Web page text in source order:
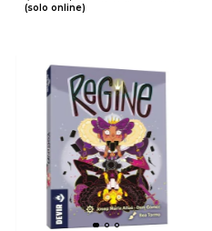
(solo online)